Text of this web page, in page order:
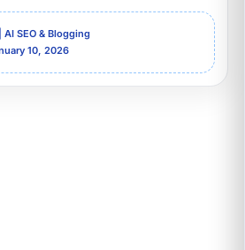
SEO & Blogging
10, 2026